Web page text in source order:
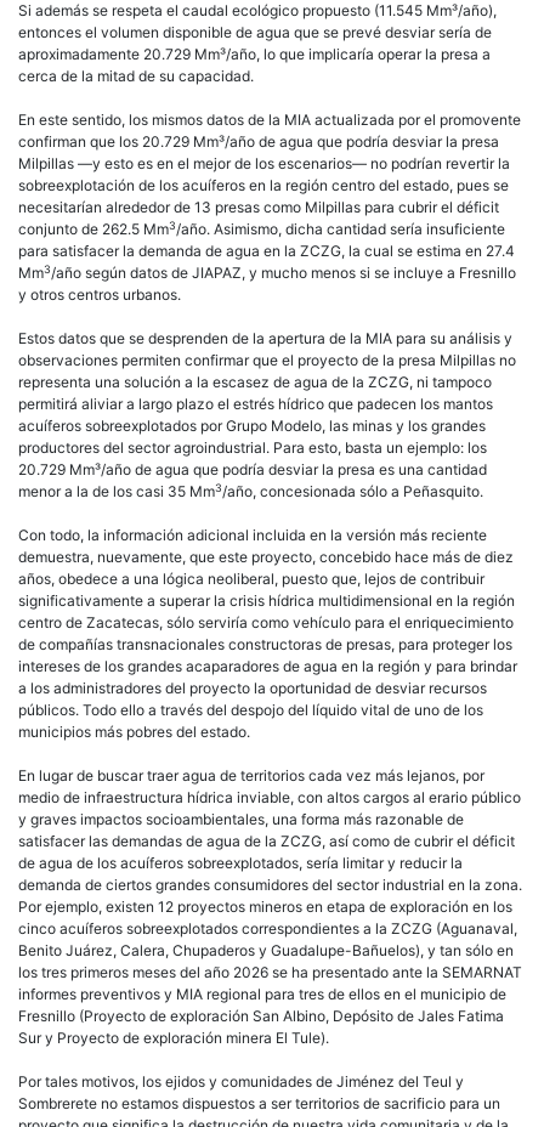
Si además se respeta el caudal ecológico propuesto (11.545 Mm³/año),
entonces el volumen disponible de agua que se prevé desviar sería de
aproximadamente 20.729 Mm³/año, lo que implicaría operar la presa a
cerca de la mitad de su capacidad.
En este sentido, los mismos datos de la MIA actualizada por el promovente
confirman que los 20.729 Mm³/año de agua que podría desviar la presa
Milpillas —y esto es en el mejor de los escenarios— no podrían revertir la
sobreexplotación de los acuíferos en la región centro del estado, pues se
necesitarían alrededor de 13 presas como Milpillas para cubrir el déficit
conjunto de 262.5 Mm3/año. Asimismo, dicha cantidad sería insuficiente
para satisfacer la demanda de agua en la ZCZG, la cual se estima en 27.4
Mm3/año según datos de JIAPAZ, y mucho menos si se incluye a Fresnillo
y otros centros urbanos.
Estos datos que se desprenden de la apertura de la MIA para su análisis y
observaciones permiten confirmar que el proyecto de la presa Milpillas no
representa una solución a la escasez de agua de la ZCZG, ni tampoco
permitirá aliviar a largo plazo el estrés hídrico que padecen los mantos
acuíferos sobreexplotados por Grupo Modelo, las minas y los grandes
productores del sector agroindustrial. Para esto, basta un ejemplo: los
20.729 Mm³/año de agua que podría desviar la presa es una cantidad
menor a la de los casi 35 Mm3/año, concesionada sólo a Peñasquito.
Con todo, la información adicional incluida en la versión más reciente
demuestra, nuevamente, que este proyecto, concebido hace más de diez
años, obedece a una lógica neoliberal, puesto que, lejos de contribuir
significativamente a superar la crisis hídrica multidimensional en la región
centro de Zacatecas, sólo serviría como vehículo para el enriquecimiento
de compañías transnacionales constructoras de presas, para proteger los
intereses de los grandes acaparadores de agua en la región y para brindar
a los administradores del proyecto la oportunidad de desviar recursos
públicos. Todo ello a través del despojo del líquido vital de uno de los
municipios más pobres del estado.
En lugar de buscar traer agua de territorios cada vez más lejanos, por
medio de infraestructura hídrica inviable, con altos cargos al erario público
y graves impactos socioambientales, una forma más razonable de
satisfacer las demandas de agua de la ZCZG, así como de cubrir el déficit
de agua de los acuíferos sobreexplotados, sería limitar y reducir la
demanda de ciertos grandes consumidores del sector industrial en la zona.
Por ejemplo, existen 12 proyectos mineros en etapa de exploración en los
cinco acuíferos sobreexplotados correspondientes a la ZCZG (Aguanaval,
Benito Juárez, Calera, Chupaderos y Guadalupe-Bañuelos), y tan sólo en
los tres primeros meses del año 2026 se ha presentado ante la SEMARNAT
informes preventivos y MIA regional para tres de ellos en el municipio de
Fresnillo (Proyecto de exploración San Albino, Depósito de Jales Fatima
Sur y Proyecto de exploración minera El Tule).
Por tales motivos, los ejidos y comunidades de Jiménez del Teul y
Sombrerete no estamos dispuestos a ser territorios de sacrificio para un